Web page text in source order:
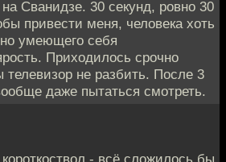
Сванидзе. 30 секунд, ровно 30
привести меня, человека хоть
умеющего себя
Приходилось срочно
телевизор не разбить. После 3
даже пытаться смотреть.